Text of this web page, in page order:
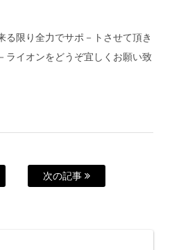
る限り全力でサポ－トさせて頂き
ライオンをどうぞ宜しくお願い致
次の記事